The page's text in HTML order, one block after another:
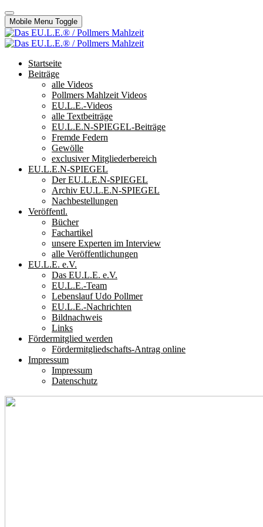
Mobile Menu Toggle
Startseite
Beiträge
alle Videos
Pollmers Mahlzeit Videos
EU.L.E.-Videos
alle Textbeiträge
EU.L.E.N-SPIEGEL-Beiträge
Fremde Federn
Gewölle
exclusiver Mitgliederbereich
EU.L.E.N-SPIEGEL
Der EU.L.E.N-SPIEGEL
Archiv EU.L.E.N-SPIEGEL
Nachbestellungen
Veröffentl.
Bücher
Fachartikel
unsere Experten im Interview
alle Veröffentlichungen
EU.L.E. e.V.
Das EU.L.E. e.V.
EU.L.E.-Team
Lebenslauf Udo Pollmer
EU.L.E.-Nachrichten
Bildnachweis
Links
Fördermitglied werden
Fördermitgliedschafts-Antrag online
Impressum
Impressum
Datenschutz